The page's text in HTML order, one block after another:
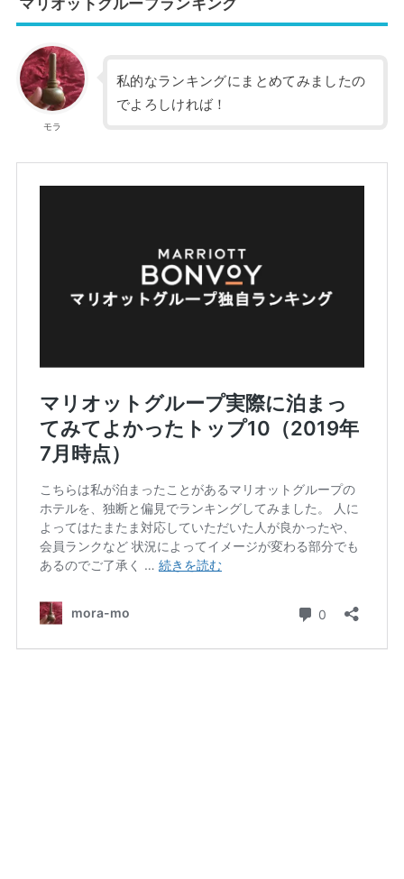
モラ
私的なランキングにまとめてみましたの
でよろしければ！